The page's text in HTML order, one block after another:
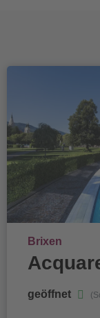
Ort
Brixen
geöffnet